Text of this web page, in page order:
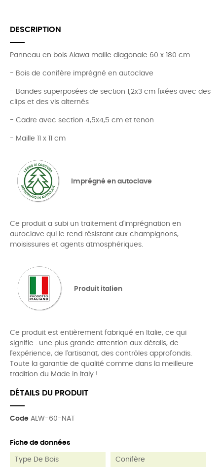
DESCRIPTION
Panneau en bois Alawa maille diagonale 60 x 180 cm
- Bois de conifère imprégné en autoclave
- Bandes superposées de section 1,2x3 cm fixées avec des
clips et des vis alternés
- Cadre avec section 4,5x4,5 cm et tenon
- Maille 11 x 11 cm
Imprégné en autoclave
Ce produit a subi un traitement d'imprégnation en
autoclave qui le rend résistant aux champignons,
moisissures et agents atmosphériques.
Produit italien
Ce produit est entièrement fabriqué en Italie, ce qui
signifie : une plus grande attention aux détails, de
l'expérience, de l'artisanat, des contrôles approfondis.
Toute la garantie de qualité comme dans la meilleure
tradition du Made in Italy !
DÉTAILS DU PRODUIT
Code ALW-60-NAT
Fiche de données
Type De Bois Conifère